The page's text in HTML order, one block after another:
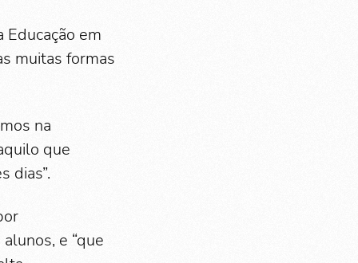
em
muitas formas
na
que
dias”.
e “que